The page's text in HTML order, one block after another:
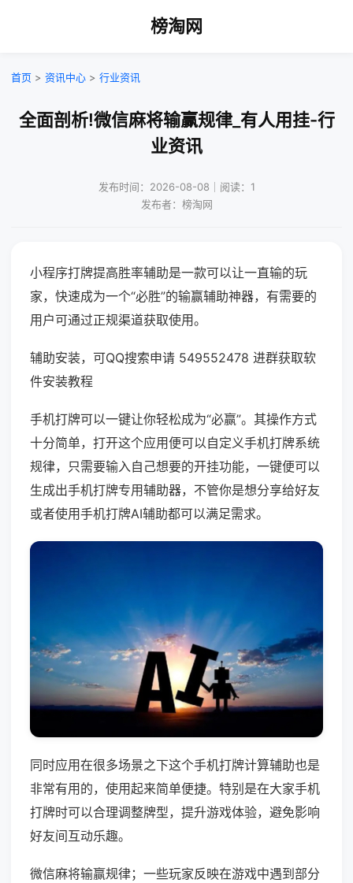
榜淘网
首页 > 资讯中心 > 行业资讯
全面剖析!微信麻将输赢规律_有人用挂-行
业资讯
发布时间：2026-08-08｜阅读：1
发布者：榜淘网
小程序打牌提高胜率辅助是一款可以让一直输的玩
家，快速成为一个“必胜”的输赢辅助神器，有需要的
用户可通过正规渠道获取使用。
辅助安装，可QQ搜索申请 549552478 进群获取软
件安装教程
手机打牌可以一键让你轻松成为“必赢”。其操作方式
十分简单，打开这个应用便可以自定义手机打牌系统
规律，只需要输入自己想要的开挂功能，一键便可以
生成出手机打牌专用辅助器，不管你是想分享给好友
或者使用手机打牌AI辅助都可以满足需求。
同时应用在很多场景之下这个手机打牌计算辅助也是
非常有用的，使用起来简单便捷。特别是在大家手机
打牌时可以合理调整牌型，提升游戏体验，避免影响
好友间互动乐趣。
微信麻将输赢规律；一些玩家反映在游戏中遇到部分